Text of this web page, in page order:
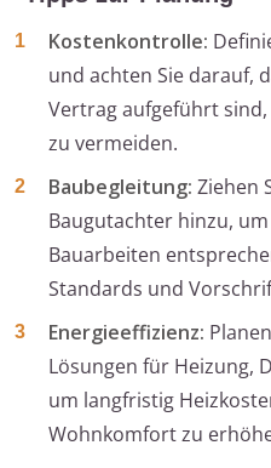
Kostenkontrolle:
und achten Sie darauf,
Vertrag aufgeführt
zu vermeiden.
Baubegleitung: Ziehen
Baugutachter hinzu,
Bauarbeiten
Standards und
Energieeffizienz:
Lösungen für Heizung,
um langfristig
Wohnkomfort zu